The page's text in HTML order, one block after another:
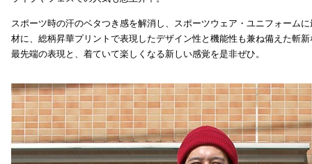
スポーツ時の汗のベタつき感を解消し、スポーツウェア・ユニフォーム
材に、総柄昇華プリントで表現したデザイン性と機能性も兼ね備えた斬
最先端の表現と、着ていて楽しくなる新しい感覚を是非ぜひ。